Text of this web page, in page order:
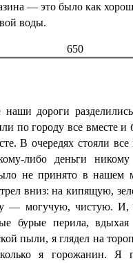
— это было как
воды.
650
наши дороги
по городу все вместе и
В очередях стояли все
либо деньги
не принято в нашем
вниз: на кипящую,
— могучую, чистую. И,
бурые перила,
пыли, я глядел на
я горожанин. Я